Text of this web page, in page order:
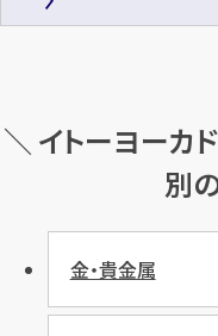
＼ イトーヨーカ
別
金・貴金属